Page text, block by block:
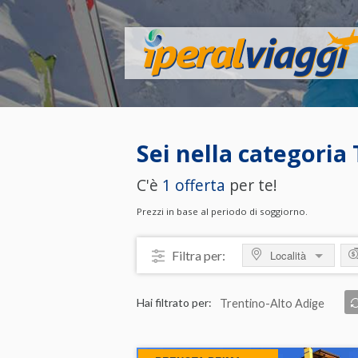
Sei nella categoria
C'è 1 offerta per te!
Prezzi in base al periodo di soggiorno.
Filtra per:
Località
Hai filtrato per: Trentino-Alto Adige